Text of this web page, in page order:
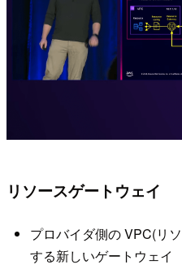
リソースゲートウェイ
プロバイダ側の VPC(リ
する新しいゲートウェイ